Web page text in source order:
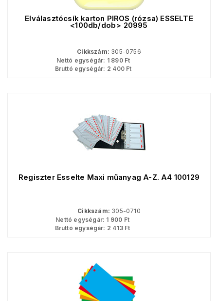
Elválasztócsík karton PIROS (rózsa) ESSELTE
<100db/dob> 20995
Cikkszám: 305-0756
Nettó egységár: 1 890Ft
Bruttó egységár: 2 400Ft
Regiszter Esselte Maxi műanyag A-Z. A4 100129
Cikkszám: 305-0710
Nettó egységár: 1 900 Ft
Bruttó egységár: 2 413Ft